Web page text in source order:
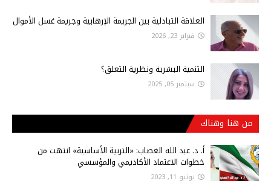
العلاقة التبادلية بين الجريمة الإرهابية وجريمة غسل الأموال
فبراير 23, 2026
التنمية البشرية ونظرية التعلق؟
سبتمبر 05, 2025
من هنا وهناك
أ‌. د. عبد الله الغصاب: «التربية الأساسية» انتهت من
خطوات الاعتماد الأكاديمي والمؤسسي
يونيو 11, 2023